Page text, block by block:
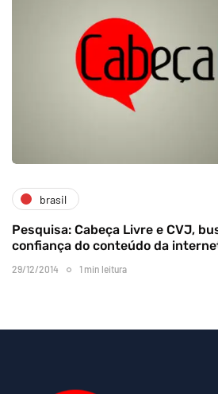
brasil
Pesquisa: Cabeça Livre e CVJ,
confiança do conteúdo da
29/12/2014 1 min leitura